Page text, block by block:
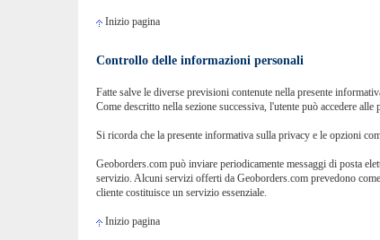
Inizio pagina
Controllo delle informazioni personali
Fatte salve le diverse previsioni contenute nella presente
Come descritto nella sezione successiva, l'utente può accedere
Si ricorda che la presente informativa sulla privacy e le opzioni
Geoborders.com può inviare periodicamente messaggi di posta
servizio. Alcuni servizi offerti da Geoborders.com prevedono
cliente costituisce un servizio essenziale.
Inizio pagina